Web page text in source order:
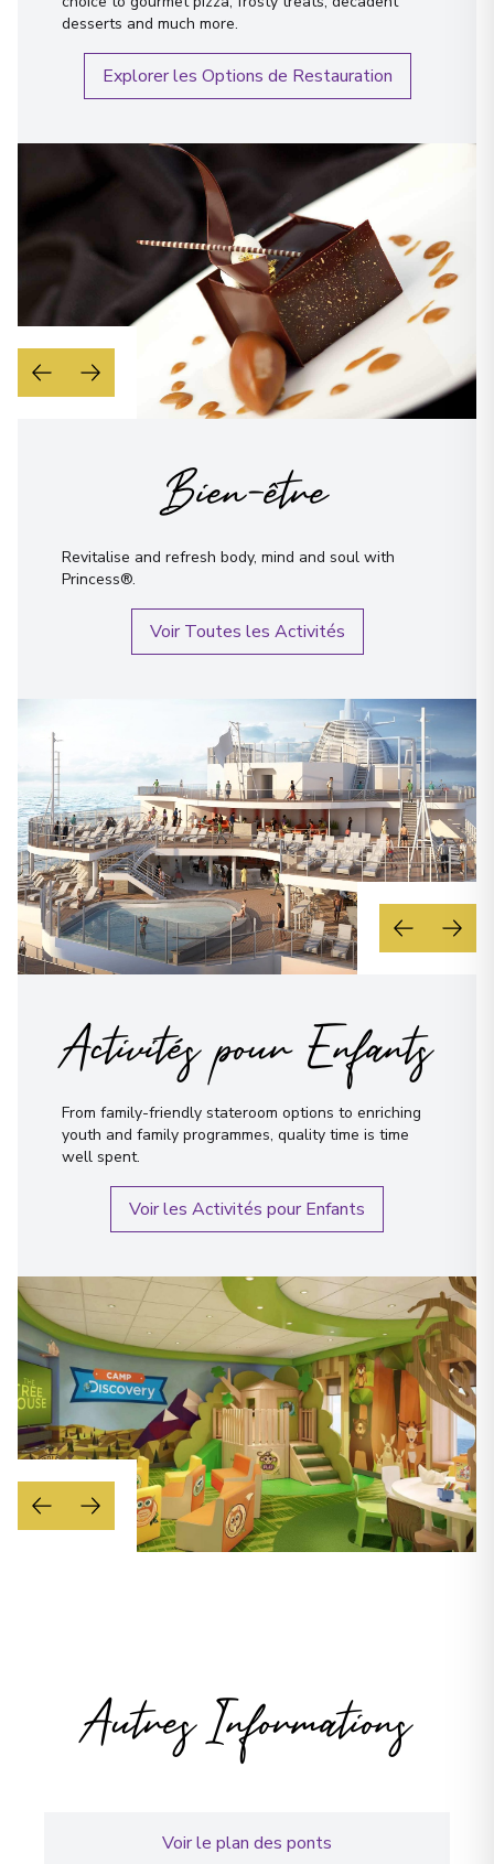
desserts and much more.
Explorer les Options de Restauration
Bien-être
Revitalise and refresh body, mind and soul with
Princess®.
Voir Toutes les Activités
Activités pour Enfants
From family-friendly stateroom options to enriching
youth and family programmes, quality time is time
well spent.
Voir les Activités pour Enfants
Autres Informations
Voir le plan des ponts